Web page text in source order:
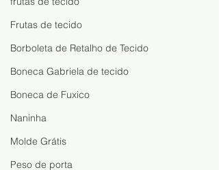
Frutas de tecido
Borboleta de Retalho de Tecido
Boneca Gabriela de tecido
Boneca de Fuxico
Naninha
Molde Grátis
Peso de porta